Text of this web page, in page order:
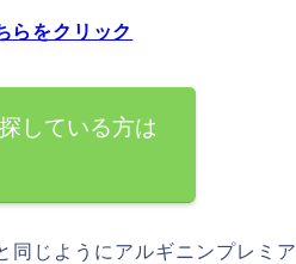
らをクリック
している方は
同じようにアルギニンプレミア